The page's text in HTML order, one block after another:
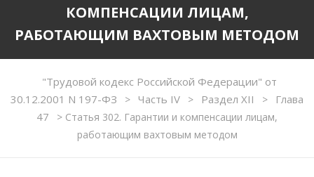
КОМПЕНСАЦИИ ЛИЦАМ,
РАБОТАЮЩИМ ВАХТОВЫМ МЕТОДОМ
"Трудовой кодекс Российской Федерации" от
30.12.2001 N 197-ФЗ
> Часть IV > Раздел XII >
Глава
47
> Статья 302. Гарантии и компенсации лицам,
работающим вахтовым методом